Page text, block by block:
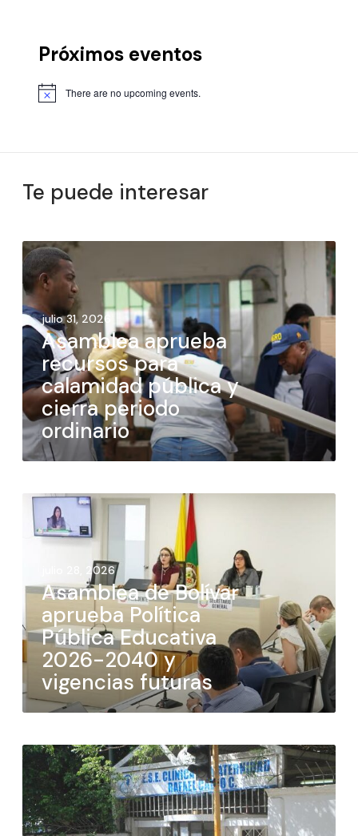
Próximos eventos
There are no upcoming events.
Te puede interesar
julio 31, 2026
Asamblea aprueba
recursos para
calamidad pública y
cierra periodo
ordinario
julio 28, 2026
Asamblea de Bolívar
aprueba Política
Pública Educativa
2026-2040 y
vigencias futuras